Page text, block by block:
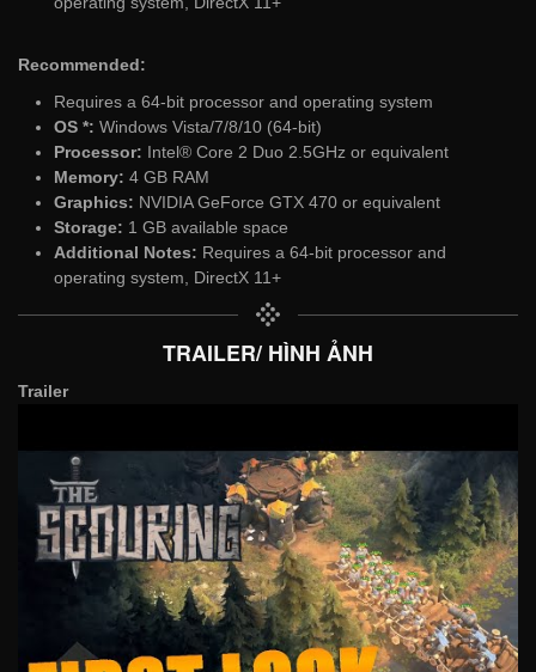
Recommended:
Requires a 64-bit processor and operating system
OS *: Windows Vista/7/8/10 (64-bit)
Processor: Intel® Core 2 Duo 2.5GHz or equivalent
Memory: 4 GB RAM
Graphics: NVIDIA GeForce GTX 470 or equivalent
Storage: 1 GB available space
Additional Notes: Requires a 64-bit processor and
operating system, DirectX 11+
TRAILER/ HÌNH ẢNH
Trailer